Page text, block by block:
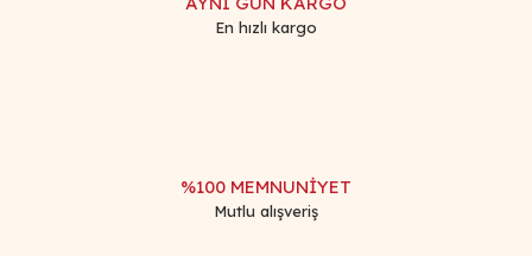
En hızlı kargo
%100 MEMNUNİYET
Mutlu alışveriş